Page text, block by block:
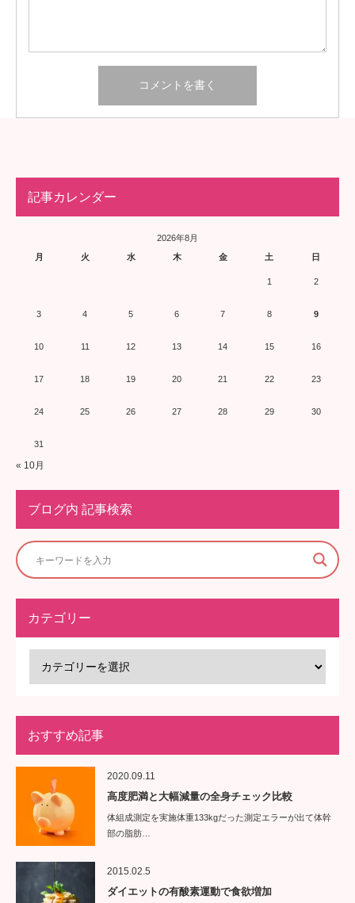
記事カレンダー
2026年8月
月
火 水 木 金 土 日
1 2
3 4 5 6 7 8 9
10 11 12 13 14 15 16
17 18 19 20 21 22 23
24 25 26 27 28 29 30
31
« 10月
ブログ内 記事検索
カテゴリー
おすすめ記事
2020.09.11
高度肥満と大幅減量の全身チェック比較
体組成測定を実施体重133kgだった測定エラーが出て体幹
部の脂肪…
2015.02.5
ダイエットの有酸素運動で食欲増加